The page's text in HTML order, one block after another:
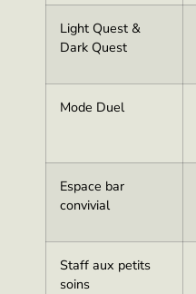
Light Quest &
Dark Quest
Mode Duel
Espace bar
convivial
Staff aux petits
soins